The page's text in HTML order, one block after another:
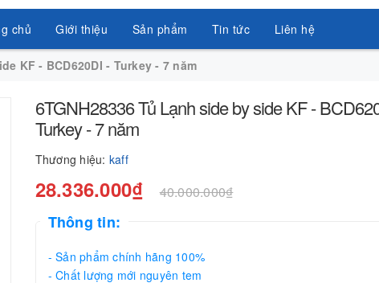
chủ Giới thiệu Sản phẩm Tin tức Liên hệ
KF - BCD620DI - Turkey - 7 năm
6TGNH28336 Tủ Lạnh side by side KF -
Turkey - 7 năm
Thương hiệu: kaff
28.336.000₫ 40.000.000₫
Thông tin:
- Sản phẩm chính hãng 100%
- Chất lượng mới nguyên tem